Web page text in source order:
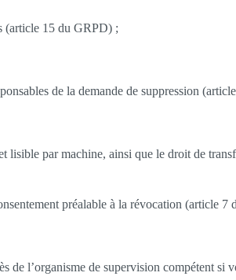
(article 15 du GRPD) ;
de la demande de suppression
par machine, ainsi que le droit de
préalable à la révocation (article 7
l’organisme de supervision compétent si